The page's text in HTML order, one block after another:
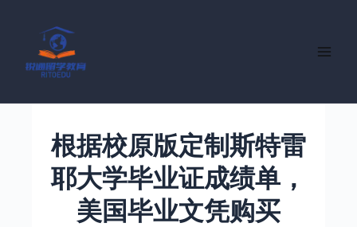
根据校原版定制斯特雷
耶大学毕业证成绩单，
美国毕业文凭购买